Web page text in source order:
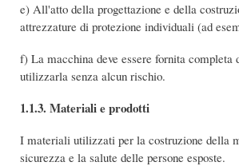
e) All'atto della progettazione e della
attrezzature di protezione individuali (ad
f) La macchina deve essere fornita
utilizzarla senza alcun rischio.
1.1.3. Materiali e prodotti
I materiali utilizzati per la costruzione della
sicurezza e la salute delle persone esposte.